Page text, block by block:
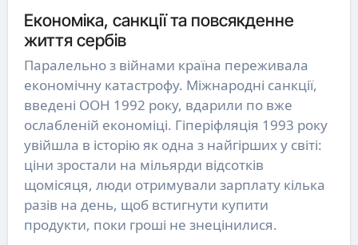
Економіка, санкції та повсякденне
життя сербів
Паралельно з війнами країна переживала
економічну катастрофу. Міжнародні санкції,
введені ООН 1992 року, вдарили по вже
ослабленій економіці. Гіперіфляція 1993 року
увійшла в історію як одна з найгірших у світі:
ціни зростали на мільярди відсотків
щомісяця, люди отримували зарплату кілька
разів на день, щоб встигнути купити
продукти, поки гроші не знецінилися.